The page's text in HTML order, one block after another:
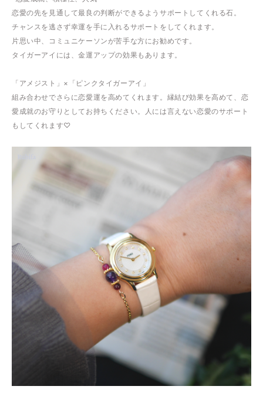
恋愛の先を見通して最良の判断ができるようサポートしてくれる石。
チャンスを逃さず幸運を手に入れるサポートをしてくれます。
片思い中、コミュニケーソンが苦手な方にお勧めです。
タイガーアイには、金運アップの効果もあります。
「アメジスト」×「ピンクタイガーアイ」
組み合わせでさらに恋愛運を高めてくれます。縁結び効果を高めて、恋
愛成就のお守りとしてお持ちください。人には言えない恋愛のサポート
もしてくれます♡